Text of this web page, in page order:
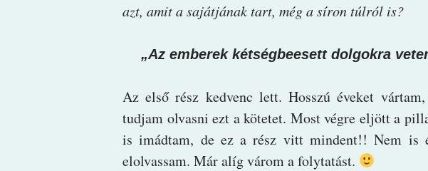
azt, amit a sajátjának tart, még a síron túlról is?
„Az emberek kétségbeesett dolgokra
Az első rész kedvenc lett. Hosszú éveket
tudjam olvasni ezt a kötetet. Most végre eljött a
is imádtam, de ez a rész vitt mindent!! Nem is
elolvassam. Már alíg várom a folytatást.